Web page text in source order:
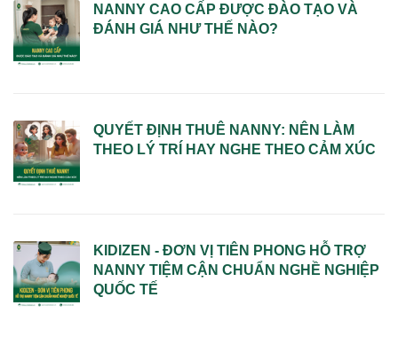
NANNY CAO CẤP ĐƯỢC ĐÀO TẠO VÀ
ĐÁNH GIÁ NHƯ THẾ NÀO?
QUYẾT ĐỊNH THUÊ NANNY: NÊN LÀM
THEO LÝ TRÍ HAY NGHE THEO CẢM XÚC
KIDIZEN - ĐƠN VỊ TIÊN PHONG HỖ TRỢ
NANNY TIỆM CẬN CHUẨN NGHỀ NGHIỆP
QUỐC TẾ